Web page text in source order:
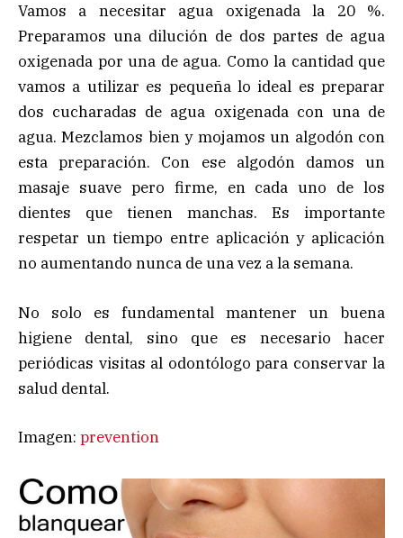
Vamos a necesitar agua oxigenada la 20 %.
Preparamos una dilución de dos partes de agua
oxigenada por una de agua. Como la cantidad que
vamos a utilizar es pequeña lo ideal es preparar
dos cucharadas de agua oxigenada con una de
agua. Mezclamos bien y mojamos un algodón con
esta preparación. Con ese algodón damos un
masaje suave pero firme, en cada uno de los
dientes que tienen manchas. Es importante
respetar un tiempo entre aplicación y aplicación
no aumentando nunca de una vez a la semana.
No solo es fundamental mantener un buena
higiene dental, sino que es necesario hacer
periódicas visitas al odontólogo para conservar la
salud dental.
Imagen: prevention